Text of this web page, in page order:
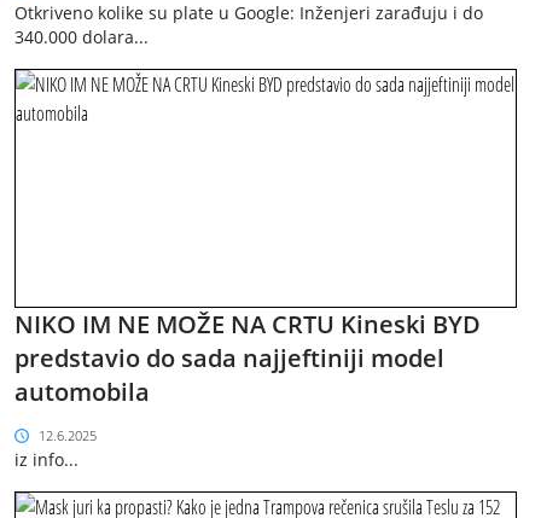
Otkriveno kolike su plate u Google: Inženjeri zarađuju i do
340.000 dolara...
NIKO IM NE MOŽE NA CRTU Kineski BYD
predstavio do sada najjeftiniji model
automobila
12.6.2025
iz info...